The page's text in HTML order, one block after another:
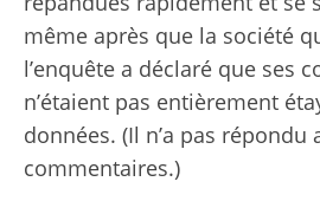
même après que la société
l’enquête a déclaré que ses
n’étaient pas entièrement
données. (Il n’a pas répondu
commentaires.)